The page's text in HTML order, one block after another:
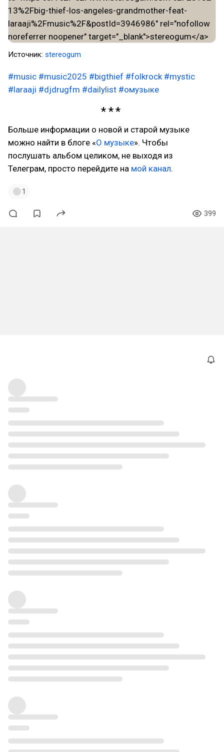
Источник: stereogum
#music #music2025 #bigthief #folkrock #mystic
#laraaji #djdrugfm #dailylist #омузыке
Больше информации о новой и старой музыке
можно найти в блоге «О музыке». Чтобы
послушать альбом целиком, не выходя из
Телеграм, просто перейдите на мой канал.
1
399